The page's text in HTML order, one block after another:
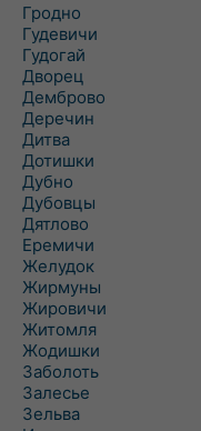
Гродно
Гудевичи
Гудогай
Дворец
Демброво
Деречин
Дитва
Дотишки
Дубно
Дубовцы
Дятлово
Еремичи
Желудок
Жирмуны
Жировичи
Житомля
Жодишки
Заболоть
Залесье
Зельва